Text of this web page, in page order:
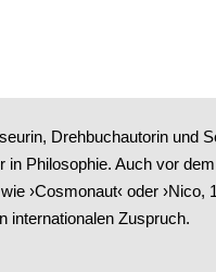
Drehbuchautorin und
in Philosophie. Auch vor
›Cosmonaut‹ oder
internationalen Zuspruch.